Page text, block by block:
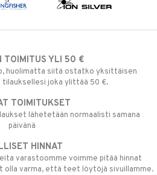
TOIMITUS YLI 50 €
huolimatta siitä ostatko yksittäisen
joka ylittää 50 €.
TOIMITUKSET
lähetetään normaalisti samana
päivänä
HINNAT
varastoomme voimme pitää hinnat
olla varma, että teet löytöjä sivuillamme.